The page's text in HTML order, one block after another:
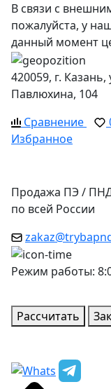
В связи с
пожалуйста, у
данный момент
420059, г. Казань,
Павлюхина, 104
Сравнение
Избранное
Продажа ПЭ /
по всей России
Режим работы:
Рассчитать